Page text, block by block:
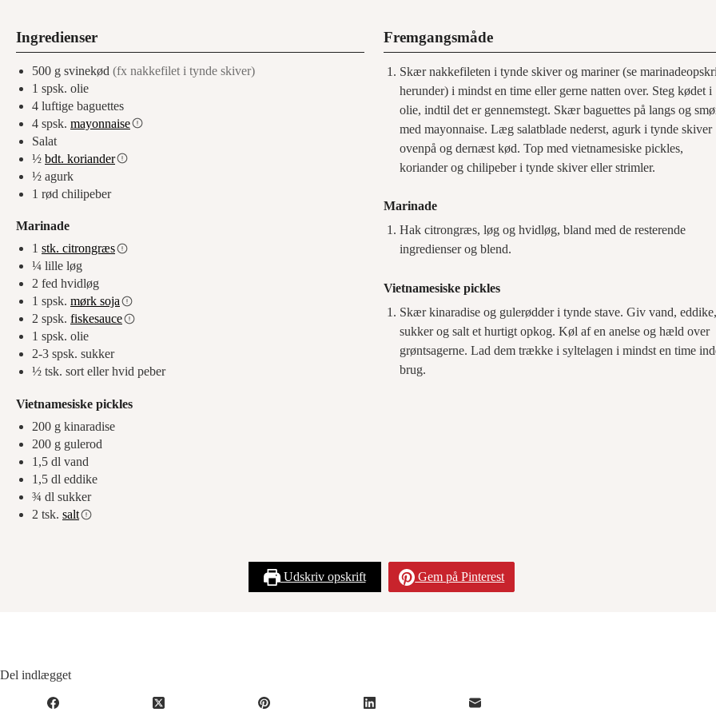
Ingredienser
500 g svinekød (fx nakkefilet i tynde skiver)
1 spsk. olie
4 luftige baguettes
4 spsk. mayonnaise
Salat
½ bdt. koriander
½ agurk
1 rød chilipeber
Marinade
1 stk. citrongræs
¼ lille løg
2 fed hvidløg
1 spsk. mørk soja
2 spsk. fiskesauce
1 spsk. olie
2-3 spsk. sukker
½ tsk. sort eller hvid peber
Vietnamesiske pickles
200 g kinaradise
200 g gulerod
1,5 dl vand
1,5 dl eddike
¾ dl sukker
2 tsk. salt
Fremgangsmåde
Skær nakkefileten i tynde skiver og mariner (se
herunder) i mindst en time eller gerne natten over. Steg kødet i
olie, indtil det er gennemstegt. Skær baguettes på langs og
med mayonnaise. Læg salatblade nederst, agurk i tynde skiver
ovenpå og dernæst kød. Top med vietnamesiske pickles,
koriander og chilipeber i tynde skiver eller strimler.
Marinade
Hak citrongræs, løg og hvidløg, bland med de resterende
ingredienser og blend.
Vietnamesiske pickles
Skær kinaradise og gulerødder i tynde stave. Giv vand, eddike,
sukker og salt et hurtigt opkog. Køl af en anelse og hæld over
grøntsagerne. Lad dem trække i syltelagen i mindst en time
brug.
Udskriv opskrift Gem på Pinterest
Del indlægget